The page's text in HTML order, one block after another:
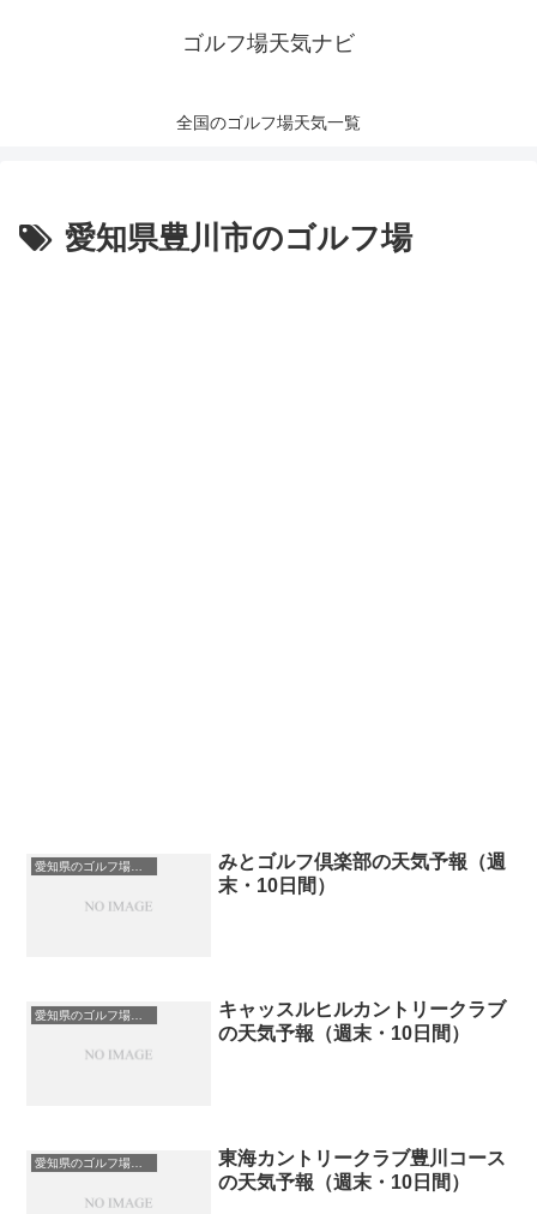
ゴルフ場天気ナビ
全国のゴルフ場天気一覧
愛知県豊川市のゴルフ場
愛知県のゴルフ場一覧｜距離が長い・広いゴルフ場ランキング
みとゴルフ倶楽部の天気予報（週
末・10日間）
愛知県のゴルフ場一覧｜距離が長い・広いゴルフ場ランキング
キャッスルヒルカントリークラブ
の天気予報（週末・10日間）
愛知県のゴルフ場一覧｜距離が長い・広いゴルフ場ランキング
東海カントリークラブ豊川コース
の天気予報（週末・10日間）